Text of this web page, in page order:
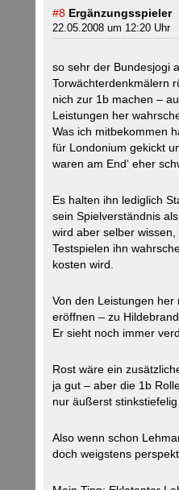
#8 Ergänzungsspieler
22.05.2008 um 12:20 Uhr
so sehr der Bundesjogi
Torwächterdenkmälern
nich zur 1b machen –
Leistungen her
Was ich mitbekommen
für Londonium gekickt
waren am End‘ eher
Es halten ihn lediglich
sein Spielverständnis
wird aber selber
Testspielen ihn
kosten wird.
Von den Leistungen her
eröffnen – zu
Er sieht noch immer
Rost wäre ein
ja gut – aber die 1b
nur äußerst stinkstiefelig
Also wenn schon
doch weigstens